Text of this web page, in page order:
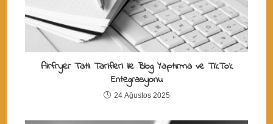
Airfryer Tatlı Tarifleri ile Blog Yaptırma ve TikTok
Entegrasyonu
24 Ağustos 2025